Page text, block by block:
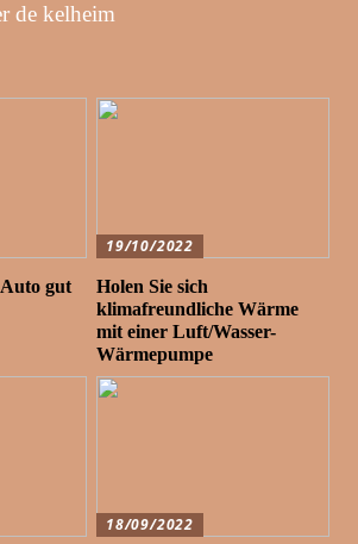
de kelheim
gut
19/10/2022
Holen Sie sich
klimafreundliche Wärme
mit einer Luft/Wasser-
Wärmepumpe
18/09/2022